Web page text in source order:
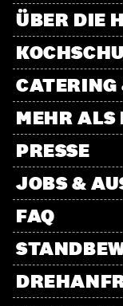
ÜBER DIE
MEHR
PRESSE
JOBS &
FAQ